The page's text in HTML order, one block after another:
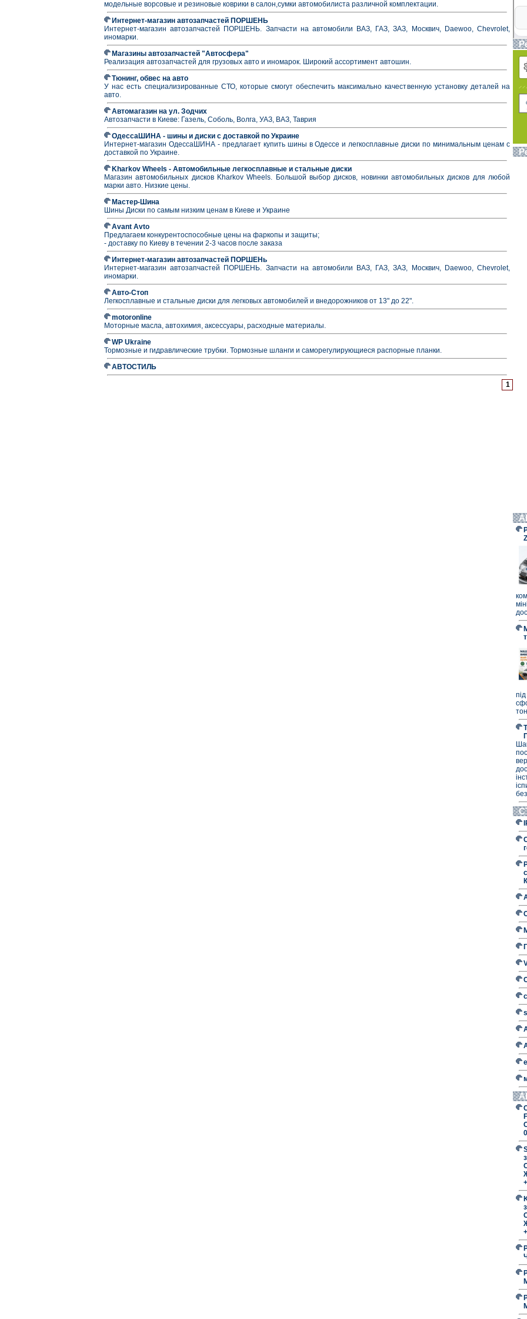
модельные ворсовые и резиновые коврики в салон,сумки автомобилиста различной комплектации.
Интернет-магазин автозапчастей ПОРШЕНЬ
Интернет-магазин автозапчастей ПОРШЕНЬ. Запчасти на автомобили ВАЗ, ГАЗ, ЗАЗ, Москвич, Daewoo, Chevrolet,
иномарки.
Магазины автозапчастей "Автосфера"
Реализация автозапчастей для грузовых авто и иномарок. Широкий ассортимент автошин.
Тюнинг, обвес на авто
У нас есть специализированные СТО, которые смогут обеспечить максимально качественную установку деталей на
авто.
Автомагазин на ул. Зодчих
Автозапчасти в Киеве: Газель, Соболь, Волга, УАЗ, ВАЗ, Таврия
ОдессаШИНА - шины и диски с доставкой по Украине
Интернет-магазин ОдессаШИНА - предлагает купить шины в Одессе и легкосплавные диски по минимальным ценам с
доставкой по Украине.
Kharkov Wheels - Автомобильные легкосплавные и стальные диски
Магазин автомобильных дисков Kharkov Wheels. Большой выбор дисков, новинки автомобильных дисков для любой
марки авто. Низкие цены.
Мастер-Шина
Шины Диски по самым низким ценам в Киеве и Украине
Avant Avto
Предлагаем конкурентоспособные цены на фаркопы и защиты;
- доставку по Киеву в течении 2-3 часов после заказа
Интернет-магазин автозапчастей ПОРШЕНь
Интернет-магазин автозапчастей ПОРШЕНЬ. Запчасти на автомобили ВАЗ, ГАЗ, ЗАЗ, Москвич, Daewoo, Chevrolet,
иномарки.
Авто-Стоп
Легкосплавные и стальные диски для легковых автомобилей и внедорожников от 13" до 22".
motoronline
Моторные масла, автохимия, аксессуары, расходные материалы.
WP Ukraine
Тормозные и гидравлические трубки. Тормозные шланги и саморегулирующиеся распорные планки.
АВТОСТИЛЬ
1